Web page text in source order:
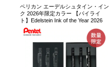
ペリカン エーデルシュタイン・イン
ク 2026年限定カラー 【パイライ
ト】Edelstein Ink of the Year 2026